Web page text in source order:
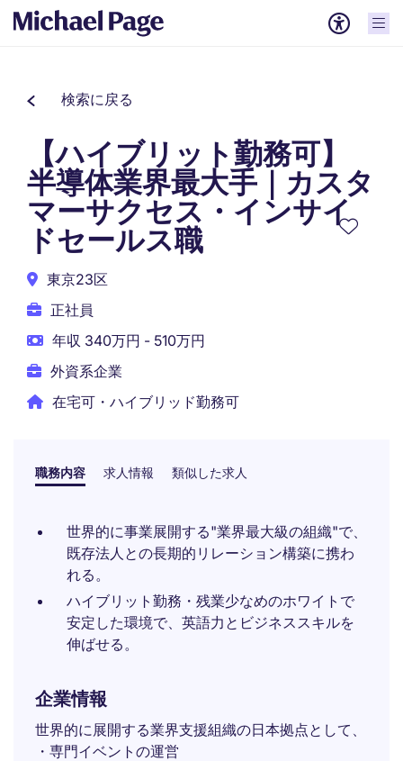
検索に戻る
【ハイブリット勤務可】
半導体業界最大手｜カスタ
マーサクセス・インサイ
ドセールス職
東京23区
正社員
年収 340万円 - 510万円
外資系企業
在宅可・ハイブリッド勤務可
職務内容 求人情報 類似した求人
世界的に事業展開する"業界最大級の組織"で、
既存法人との長期的リレーション構築に携わ
れる。
ハイブリット勤務・残業少なめのホワイトで
安定した環境で、英語力とビジネススキルを
伸ばせる。
企業情報
世界的に展開する業界支援組織の日本拠点として、
・専門イベントの運営